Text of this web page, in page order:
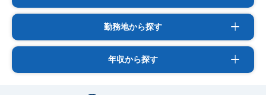
勤務地から探す
年収から探す